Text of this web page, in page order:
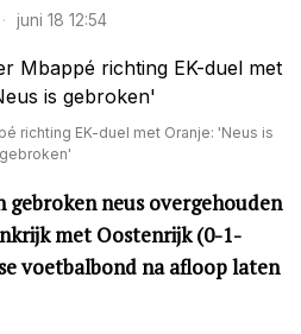
juni 18 12:54
richting EK-duel met Oranje: 'Neus is
gebroken'
gebroken neus overgehouden
met Oostenrijk (0-1-
voetbalbond na afloop laten